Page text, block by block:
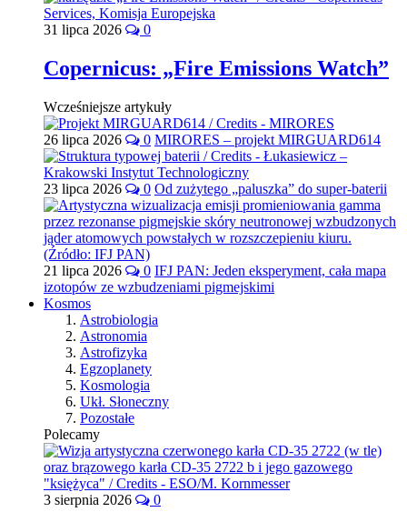
31 lipca 2026 0
Copernicus: „Fire Emissions Watch”
Wcześniejsze artykuły
26 lipca 2026 0 MIRORES – projekt MIRGUARD614
23 lipca 2026 0 Od zużytego „paluszka” do super-baterii
21 lipca 2026 0 IFJ PAN: Jeden eksperyment, cała mapa
izotopów ze wzbudzeniami pigmejskimi
Kosmos
Astrobiologia
Astronomia
Astrofizyka
Egzoplanety
Kosmologia
Ukł. Słoneczny
Pozostałe
Polecamy
3 sierpnia 2026 0